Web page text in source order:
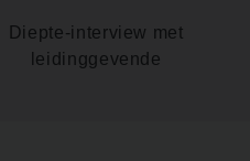
Diepte-interview met
leidinggevende